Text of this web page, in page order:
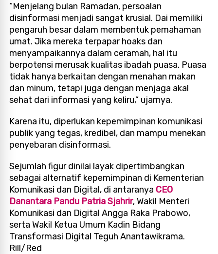
“Menjelang bulan Ramadan, persoalan
disinformasi menjadi sangat krusial. Dai memiliki
pengaruh besar dalam membentuk pemahaman
umat. Jika mereka terpapar hoaks dan
menyampaikannya dalam ceramah, hal itu
berpotensi merusak kualitas ibadah puasa. Puasa
tidak hanya berkaitan dengan menahan makan
dan minum, tetapi juga dengan menjaga akal
sehat dari informasi yang keliru,” ujarnya.
Karena itu, diperlukan kepemimpinan komunikasi
publik yang tegas, kredibel, dan mampu menekan
penyebaran disinformasi.
Sejumlah figur dinilai layak dipertimbangkan
sebagai alternatif kepemimpinan di Kementerian
Komunikasi dan Digital, di antaranya CEO
Danantara Pandu Patria Sjahrir, Wakil Menteri
Komunikasi dan Digital Angga Raka Prabowo,
serta Wakil Ketua Umum Kadin Bidang
Transformasi Digital Teguh Anantawikrama.
Rill/Red